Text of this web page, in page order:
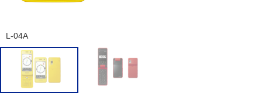
L-04A